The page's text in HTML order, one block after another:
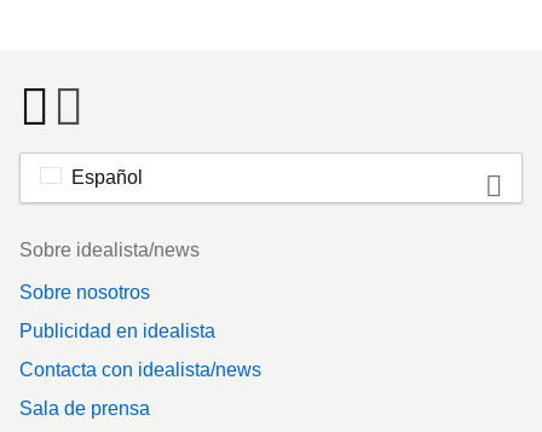
Español
Footer
Sobre idealista/news
Sobre nosotros
Publicidad en idealista
Contacta con idealista/news
Sala de prensa